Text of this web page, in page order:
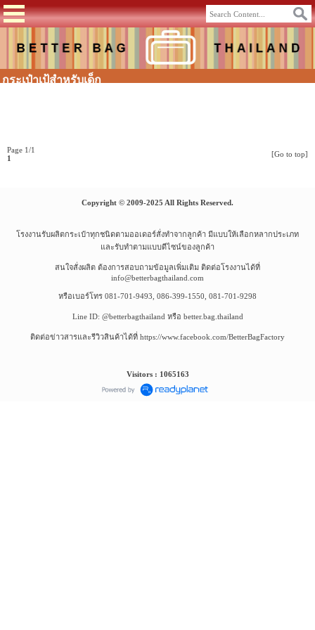
กระเป๋าเป้สำหรับเด็ก
Page 1/1
1
[Go to top]
Copyright © 2009-2025 All Rights Reserved.
โรงงานรับผลิตกระเป๋าทุกชนิดตามออเดอร์สั่งทำจากลูกค้า มีแบบให้เลือกหลากประเภท
และรับทำตามแบบดีไซน์ของลูกค้า
สนใจสั่งผลิต ต้องการสอบถามข้อมูลเพิ่มเติม ติดต่อโรงงานได้ที่
info@betterbagthailand.com
หรือเบอร์โทร 081-701-9493, 086-399-1550, 081-701-9298
Line ID: @betterbagthailand หรือ better.bag.thailand
ติดต่อข่าวสารและรีวิวสินค้าได้ที่ https://www.facebook.com/BetterBagFactory
Visitors : 1065163